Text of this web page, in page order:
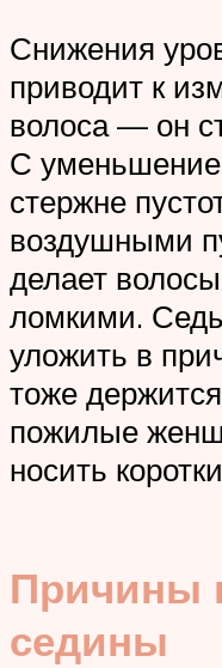
Снижения
приводит к
волоса — он
С
стержне
воздушными
делает
ломкими.
уложить в
тоже
пожилые
носить
Причины
седины